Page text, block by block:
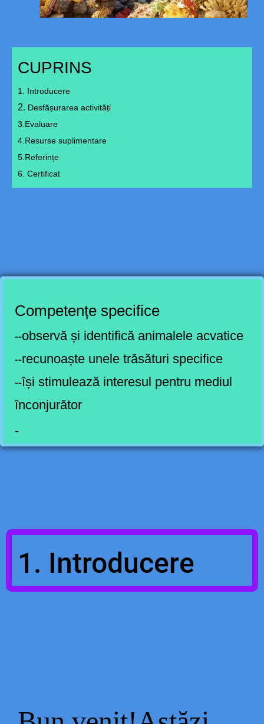
CUPRINS
1. Introducere
2. Desfășurarea activități
3.Evaluare
4.Resurse suplimentare
5.Referințe
6. Certificat
Competențe specifice
--observă și identifică animalele acvatice
--recunoaște unele trăsături specifice
--își stimulează interesul pentru mediul
înconjurător
-
1. Introducere